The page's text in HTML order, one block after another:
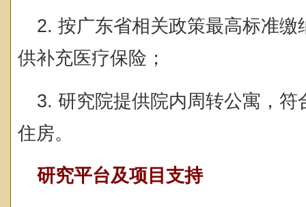
2. 按广东省相关政策最高标准
供补充医疗保险；
3. 研究院提供院内周转公寓，
住房。
研究平台及项目支持